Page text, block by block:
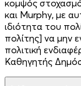
κομψός
και Murphy, με
ιδιότητα του
πολίτης] να μην
πολιτική
Καθηγητής